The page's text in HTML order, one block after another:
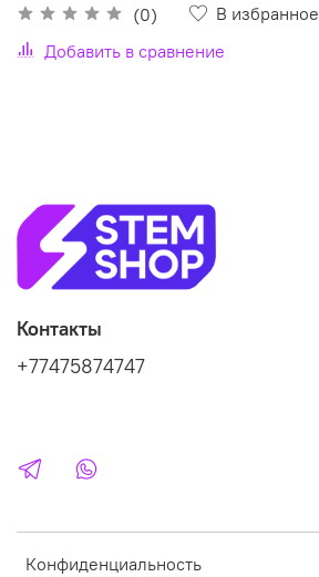
(0)
В избранное
Добавить в сравнение
Конфиденциальность
Контакты
+77475874747